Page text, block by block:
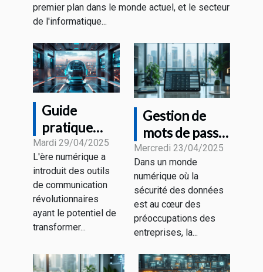
premier plan dans le monde actuel, et le secteur
de l'informatique...
Guide
pratique
pour
optimiser
vos
interactions
avec les
plateformes
IA
Mardi 29/04/2025
L'ère numérique a
introduit des outils
de communication
révolutionnaires
ayant le potentiel de
transformer...
Gestion de
mots de passe
pour les
professionnels
les outils
essentiels
pour sécuriser
vos accès en
2023
Mercredi 23/04/2025
Dans un monde
numérique où la
sécurité des données
est au cœur des
préoccupations des
entreprises, la...